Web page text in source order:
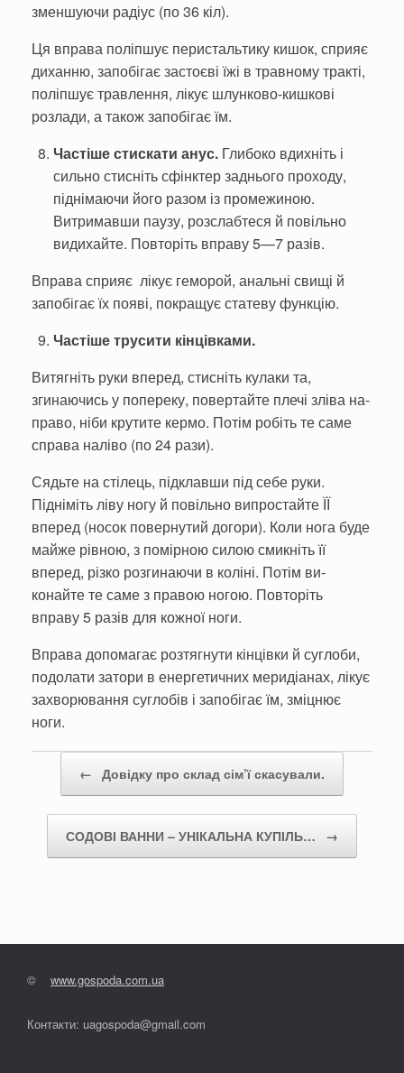
зменшуючи радіус (по 36 кіл).
Ця вправа поліпшує перисталь­тику кишок, сприяє
диханню, за­побігає застоєві їжі в травному тракті,
поліпшує травлення, лікує шлунково-кишкові
розлади, а та­кож запобігає їм.
Частіше стискати анус. Глибоко вдихніть і
сильно стисніть сфінктер заднього проходу,
підні­маючи його разом із промежиною.
Витримавши паузу, розслабтеся й повільно
видихайте. Повторіть вправу 5—7 разів.
Вправа сприяє лікує геморой, анальні свищі й
запобігає їх появі, покращує статеву функцію.
Часті­ше трусити кінцівками.
Витягніть руки вперед, сти­сніть кулаки та,
згинаючись у по­переку, повертайте плечі зліва на­
право, ніби крутите кермо. Потім робіть те саме
справа наліво (по 24 рази).
Сядьте на стілець, підклавши під себе руки.
Підніміть ліву ногу й повільно випростайте ЇЇ
вперед (носок повернутий догори). Коли нога буде
майже рівною, з помі­рною силою смикніть її
вперед, рі­зко розгинаючи в коліні. Потім ви­
конайте те саме з правою ногою. Повторіть
вправу 5 разів для ко­жної ноги.
Вправа допомагає розтягнути кінцівки й суглоби,
подолати зато­ри в енергетичних меридіанах, лікує
захворювання суглобів і за­побігає їм, зміцнює
ноги.
← Довідку про склад сім’ї скасували.
СОДОВІ ВАННИ – УНІКАЛЬНА КУПІЛЬ… →
© www.gospoda.com.ua
Контакти: uagospoda@gmail.com